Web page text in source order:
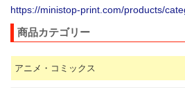
https://ministop-print.com/products/
商品カテゴリー
アニメ・コミックス